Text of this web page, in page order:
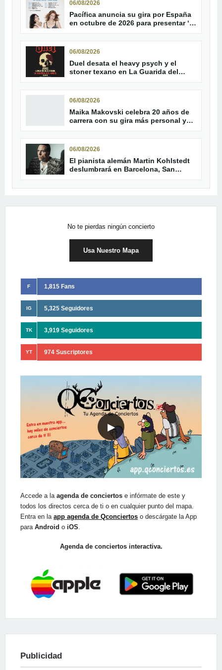
06/08/2026
Pacífica anuncia su gira por España
en octubre de 2026 para presentar ‘In
06/08/2026
Duel desata el heavy psych y el
stoner texano en La Guarida del
06/08/2026
Maika Makovski celebra 20 años de
carrera con su gira más personal y
06/08/2026
El pianista alemán Martin Kohlstedt
deslumbrará en Barcelona, San
No te pierdas ningún concierto
Usa Nuestro Mapa
F 1,815 Fans
IG 5,325 Seguidores
TK 3,919 Seguidores
YT 974 Suscriptores
▶
Accede a la agenda de conciertos e infórmate de este y
todos los directos cerca de ti o en cualquier punto del mapa.
Entra en la app agenda de Qconciertos o descárgate la App
para Android o iOS.
Agenda de conciertos interactiva.
Publicidad